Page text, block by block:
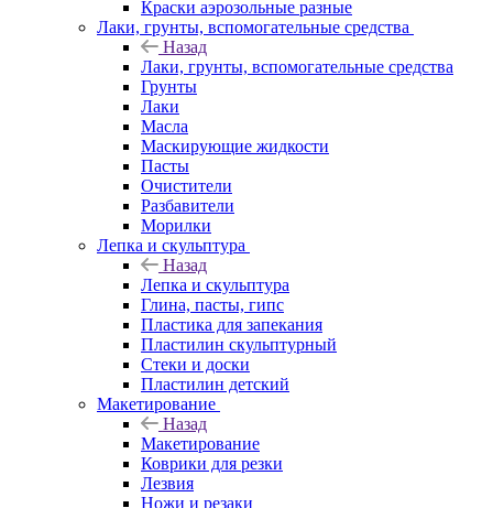
Краски аэрозольные разные
Лаки, грунты, вспомогательные средства
Назад
Лаки, грунты, вспомогательные средства
Грунты
Лаки
Масла
Маскирующие жидкости
Пасты
Очистители
Разбавители
Морилки
Лепка и скульптура
Назад
Лепка и скульптура
Глина, пасты, гипс
Пластика для запекания
Пластилин скульптурный
Стеки и доски
Пластилин детский
Макетирование
Назад
Макетирование
Коврики для резки
Лезвия
Ножи и резаки